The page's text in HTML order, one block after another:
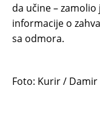
da učine –
informacije o
sa odmora.
Foto: Kurir / Damir